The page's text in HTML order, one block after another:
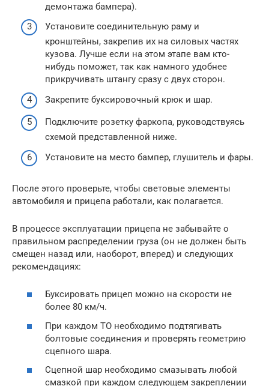
демонтажа бампера).
Установите соединительную раму и
кронштейны, закрепив их на силовых частях
кузова. Лучше если на этом этапе вам кто-
нибудь поможет, так как намного удобнее
прикручивать штангу сразу с двух сторон.
Закрепите буксировочный крюк и шар.
Подключите розетку фаркопа, руководствуясь
схемой представленной ниже.
Установите на место бампер, глушитель и фары.
После этого проверьте, чтобы световые элементы
автомобиля и прицепа работали, как полагается.
В процессе эксплуатации прицепа не забывайте о
правильном распределении груза (он не должен быть
смещен назад или, наоборот, вперед) и следующих
рекомендациях:
Буксировать прицеп можно на скорости не
более 80 км/ч.
При каждом ТО необходимо подтягивать
болтовые соединения и проверять геометрию
сцепного шара.
Сцепной шар необходимо смазывать любой
смазкой при каждом следующем закреплении